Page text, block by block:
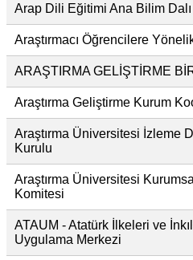
Arap Dili Eğitimi Ana Bilim Dalı
Araştırmacı Öğrencilere
ARAŞTIRMA GELİŞTİRME
Araştırma Geliştirme Kurum
Araştırma Üniversitesi İzleme
Kurulu
Araştırma Üniversitesi
Komitesi
ATAUM - Atatürk İlkeleri ve
Uygulama Merkezi